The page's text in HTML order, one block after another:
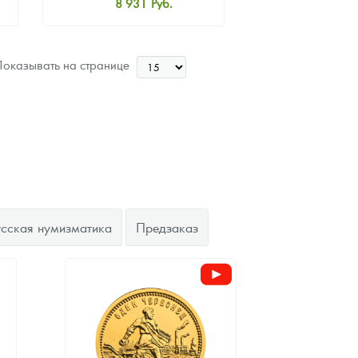
8 931 Руб.
Цена выкупа
на странице
нумизматика Предзаказ